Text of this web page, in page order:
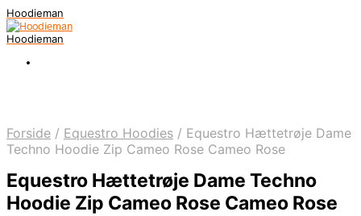
Hoodieman
Hoodieman
Forside / Equestro Hoodies / Equestro Hættetrøje Dame
Techno Hoodie Zip Cameo Rose Cameo Rose
Equestro Hættetrøje Dame Techno
Hoodie Zip Cameo Rose Cameo Rose